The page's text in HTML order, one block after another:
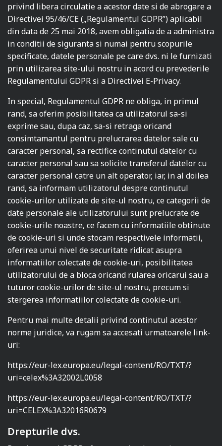
privind libera circulatie a acestor date si de abrogare a
Directivei 95/46/CE („Regulamentul GDPR”) aplicabil
din data de 25 mai 2018, avem obligatia de a administra
in conditii de siguranta si numai pentru scopurile
specificate, datele personale pe care dvs. ni le furnizati
prin utilizarea site-ului nostru in acord cu prevederile
Regulamentului GDPR si a Directivei E-Privacy.
In special, Regulamentul GDPR ne obliga, in primul
rand, sa oferim posibilitatea ca utilizatorul sa-si
exprime sau, dupa caz, sa-si retraga oricand
consimtamantul pentru prelucrarea datelor sale cu
caracter personal, sa rectifice continutul datelor cu
caracter personal sau sa solicite transferul datelor cu
caracter personal catre un alt operator, iar, in al doilea
rand, sa informam utilizatorul despre continutul
cookie-urilor utilizate de site-ul nostru, ce categorii de
date personale ale utilizatorului sunt prelucrate de
cookie-urile noastre, ce facem cu informatiile obtinute
de cookie-uri si unde stocam respectivele informatii,
oferirea unui nivel de securitate ridicat asupra
informatiilor colectate de cookie-uri, posibilitatea
utilizatorului de a bloca oricand rularea oricarui sau a
tuturor cookie-urilor de site-ul nostru, precum si
stergerea informatiilor colectate de cookie-uri.
Pentru mai multe detalii privind continutul acestor
norme juridice, va rugam sa accesati urmatoarele link-
uri:
https://eur-lex.europa.eu/legal-content/RO/TXT/?
uri=celex%3A32002L0058
https://eur-lex.europa.eu/legal-content/RO/TXT/?
uri=CELEX%3A32016R0679
Drepturile dvs.